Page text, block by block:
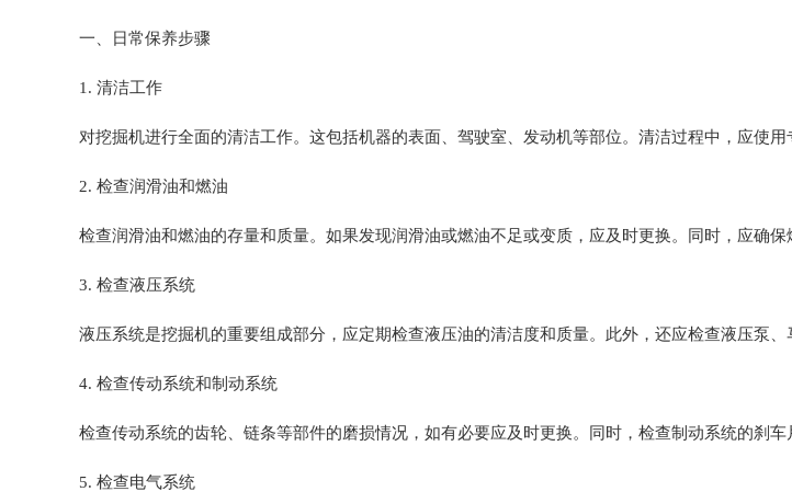
一、日常保养步骤
1. 清洁工作
对挖掘机进行全面的清洁工作。这包括机器的表面、驾驶室、发动机等部位。清洁过程中，应使
2. 检查润滑油和燃油
检查润滑油和燃油的存量和质量。如果发现润滑油或燃油不足或变质，应及时更换。同时，应确保
3. 检查液压系统
液压系统是挖掘机的重要组成部分，应定期检查液压油的清洁度和质量。此外，还应检查液压泵、
4. 检查传动系统和制动系统
检查传动系统的齿轮、链条等部件的磨损情况，如有必要应及时更换。同时，检查制动系统的刹
5. 检查电气系统